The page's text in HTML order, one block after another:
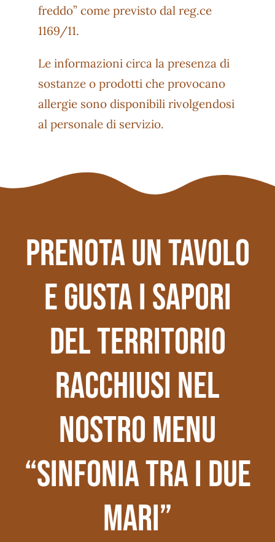
freddo” come previsto dal reg.ce
1169/11.
Le informazioni circa la presenza di
sostanze o prodotti che provocano
allergie sono disponibili rivolgendosi
al personale di servizio.
Prenota un tavolo
e gusta i sapori
del territorio
racchiusi nel
nostro menu
“Sinfonia tra i due
mari”